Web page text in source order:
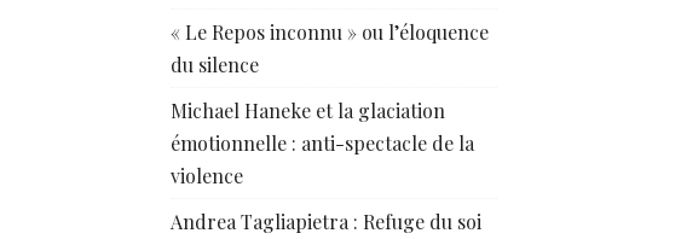
« Le Repos inconnu » ou l’éloquence
du silence
Michael Haneke et la glaciation
émotionnelle : anti-spectacle de la
violence
Andrea Tagliapietra : Refuge du soi